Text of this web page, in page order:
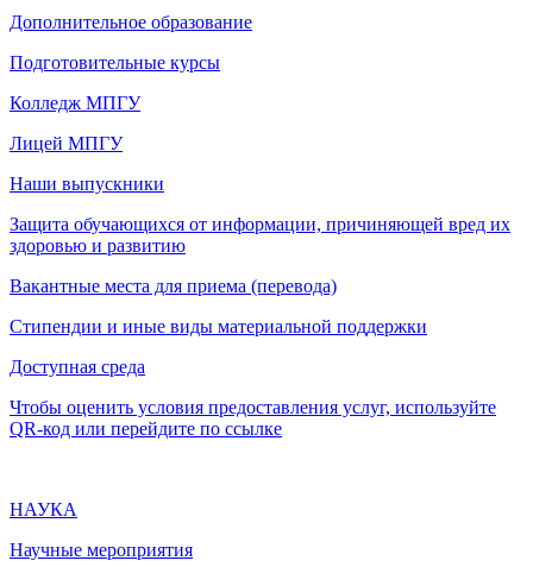
Дополнительное образование
Подготовительные курсы
Колледж МПГУ
Лицей МПГУ
Наши выпускники
Защита обучающихся от информации, причиняющей вред их
здоровью и развитию
Вакантные места для приема (перевода)
Стипендии и иные виды материальной поддержки
Доступная среда
Чтобы оценить условия предоставления услуг, используйте
QR-код или перейдите по ссылке
НАУКА
Научные мероприятия